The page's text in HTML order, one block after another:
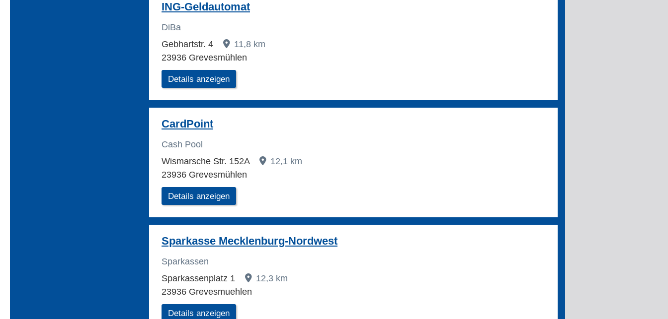
ING-Geldautomat
DiBa
Gebhartstr. 4
11,8 km
23936 Grevesmühlen
Details anzeigen
CardPoint
Cash Pool
Wismarsche Str. 152A
12,1 km
23936 Grevesmühlen
Details anzeigen
Sparkasse Mecklenburg-Nordwest
Sparkassen
Sparkassenplatz 1
12,3 km
23936 Grevesmuehlen
Details anzeigen